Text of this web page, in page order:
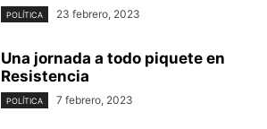
POLÍTICA 23 febrero, 2023
Una jornada a todo piquete en
Resistencia
POLÍTICA 7 febrero, 2023